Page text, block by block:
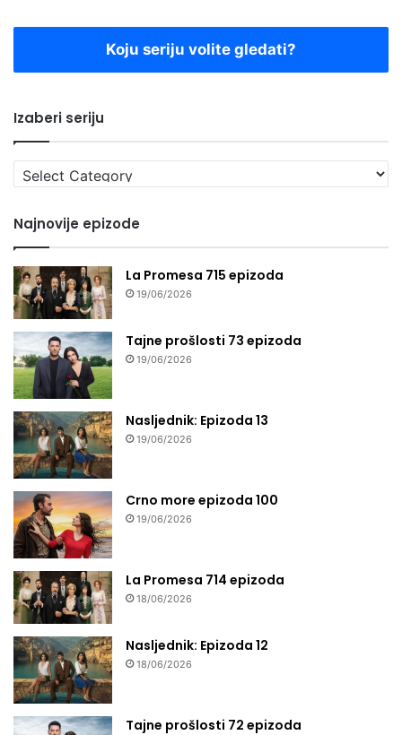
Koju seriju volite gledati?
Izaberi seriju
Izaberi
seriju
Najnovije epizode
La Promesa 715 epizoda
19/06/2026
Tajne prošlosti 73 epizoda
19/06/2026
Nasljednik: Epizoda 13
19/06/2026
Crno more epizoda 100
19/06/2026
La Promesa 714 epizoda
18/06/2026
Nasljednik: Epizoda 12
18/06/2026
Tajne prošlosti 72 epizoda